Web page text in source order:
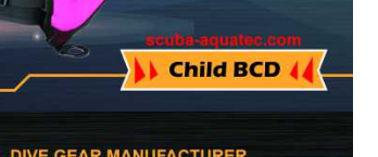
Seri Guardian Hava Filtresi
Nem Sistemi